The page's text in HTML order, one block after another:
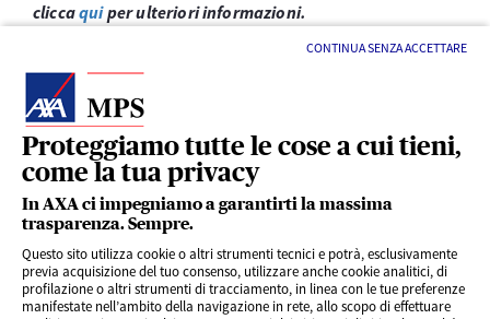
Proteggiamo tutte le cose a cui tieni,
come la tua privacy
In AXA ci impegniamo a garantirti la massima
trasparenza. Sempre.
Questo sito utilizza cookie o altri strumenti tecnici e potrà, esclusivamente
previa acquisizione del tuo consenso, utilizzare anche cookie analitici, di
profilazione o altri strumenti di tracciamento, in linea con le tue preferenze
manifestate nell’ambito della navigazione in rete, allo scopo di effettuare
CONTINUA SENZA ACCETTARE
cliccaquiper ulteriori informazioni.
LINK UTILI
SERVIZI AL CLIENTE